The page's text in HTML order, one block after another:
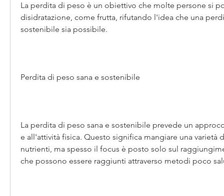
La perdita di peso è un obiettivo che molte persone si
disidratazione, come frutta, rifutando l'idea che una
sostenibile sia possibile.
Perdita di peso sana e sostenibile
La perdita di peso sana e sostenibile prevede un
e all'attività fisica. Questo significa mangiare una varietà
nutrienti, ma spesso il focus è posto solo sul
che possono essere raggiunti attraverso metodi poco